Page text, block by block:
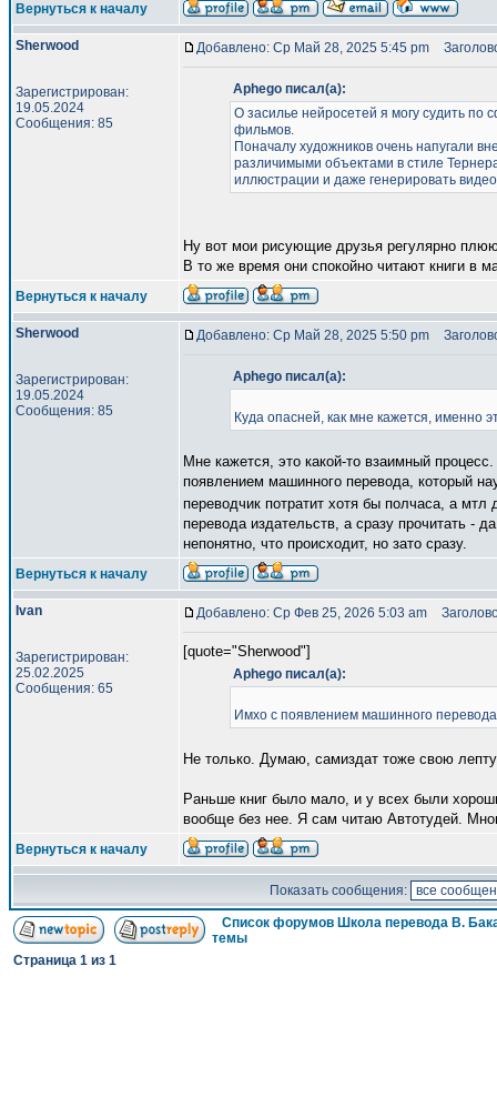
Вернуться к началу
Sherwood
Зарегистрирован:
19.05.2024
Сообщения: 85
Добавлено: Ср Май 28, 2025 5:45 pm
Aphego писал(а):
О засилье нейросетей я могу судить по
фильмов.
Поначалу художников очень напугали
различимыми объектами в стиле
иллюстрации и даже генерировать
Ну вот мои рисующие друзья регулярно
В то же время они спокойно читают книги в
Вернуться к началу
Sherwood
Зарегистрирован:
19.05.2024
Сообщения: 85
Добавлено: Ср Май 28, 2025 5:50 pm
Aphego писал(а):
Куда опасней, как мне кажется, именно
Мне кажется, это какой-то взаимный
появлением машинного перевода, который
переводчик потратит хотя бы полчаса, а мтл
перевода издательств, а сразу прочитать -
непонятно, что происходит, но зато сразу.
Вернуться к началу
Ivan
Зарегистрирован:
25.02.2025
Сообщения: 65
Добавлено: Ср Фев 25, 2026 5:03 am
[quote="Sherwood"]
Aphego писал(а):
Имхо с появлением машинного
Не только. Думаю, самиздат тоже свою
Раньше книг было мало, и у всех были
вообще без нее. Я сам читаю Автотудей.
Вернуться к началу
Показать сообщения:
Список форумов Школа перевода В.
темы
Страница 1 из 1